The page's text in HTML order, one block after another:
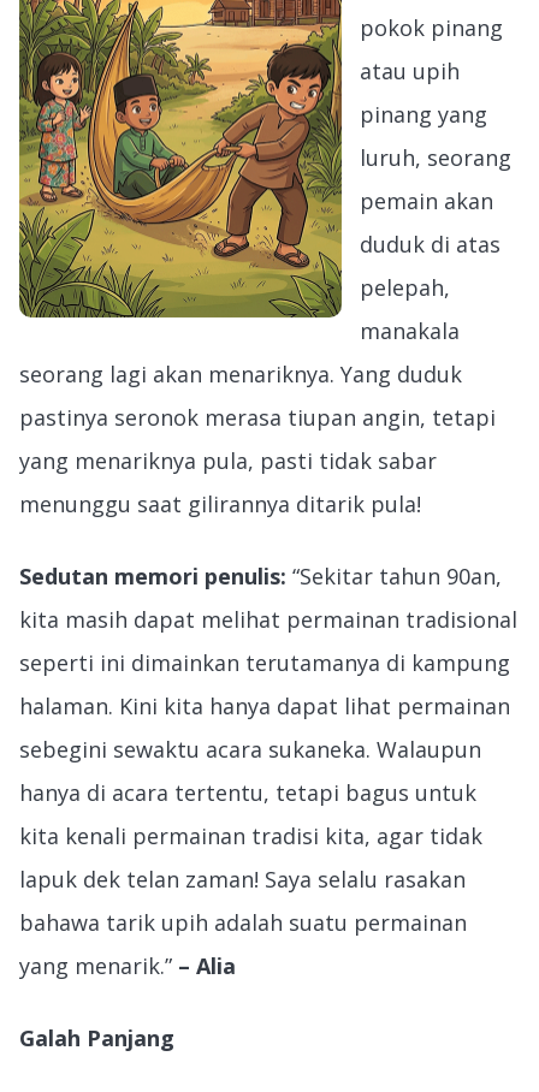
pokok pinang
atau upih
pinang yang
luruh, seorang
pemain akan
duduk di atas
pelepah,
manakala
seorang lagi akan menariknya. Yang duduk
pastinya seronok merasa tiupan angin, tetapi
yang menariknya pula, pasti tidak sabar
menunggu saat gilirannya ditarik pula!
Sedutan memori penulis: “Sekitar tahun 90an,
kita masih dapat melihat permainan tradisional
seperti ini dimainkan terutamanya di kampung
halaman. Kini kita hanya dapat lihat permainan
sebegini sewaktu acara sukaneka. Walaupun
hanya di acara tertentu, tetapi bagus untuk
kita kenali permainan tradisi kita, agar tidak
lapuk dek telan zaman! Saya selalu rasakan
bahawa tarik upih adalah suatu permainan
yang menarik.” – Alia
Galah Panjang